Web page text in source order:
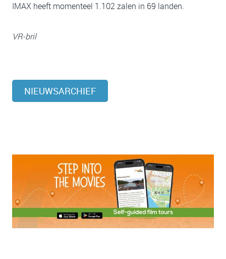
IMAX heeft momenteel 1.102 zalen in 69 landen.
VR-bril
NIEUWSARCHIEF